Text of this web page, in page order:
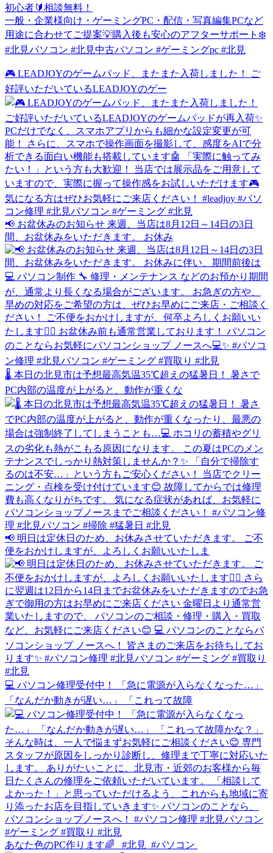
初心者🔰相談無料！
一般・企業様向け・ゲーミングPC・配信・写真編集PCなど
用途に合わせてご提案💡購入後も安心のアフターサポート❄️
#北見パソコン #北見中古パソコン #ゲーミングpc #北見
🎮 LEADJOYのゲームパッド、またまた入荷しました！ ご
好評いただいているLEADJOYのゲー
📢 お盆休みのお知らせ 来週、当店は8月12日～14日の3日
間、お盆休みをいただきます。 お休み
🌡️ 本日の北見市は予想最高気温35℃超えの猛暑日！ 暑さで
PC内部の温度が上がると、動作が重くな
📢 明日は定休日のため、お休みさせていただきます。 ご不
便をおかけしますが、よろしくお願いいたしま
💻 パソコン修理受付中！ 「急に電源が入らなくなった…」
「なんだか動きが遅い…」 「これって故障
あなた色のPC作ります🌈 ⁡⁡ ⁡ #北見⁡ ⁡ #パソコン⁡ ⁡